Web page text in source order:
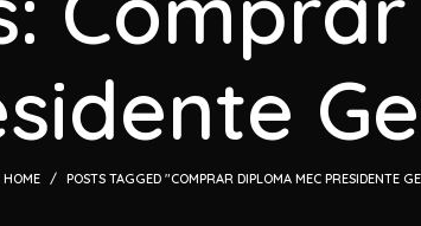
HOME POSTS TAGGED "COMPRAR DIPLOMA MEC PRESIDENTE